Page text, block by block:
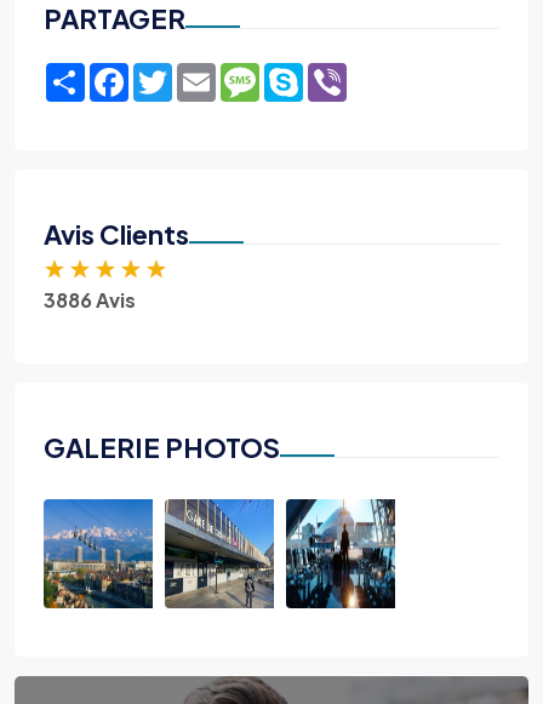
PARTAGER
ShareFacebook
TwitterEmailMessage
Skype
Avis Clients
★ ★ ★ ★ ★
3886 Avis
GALERIE PHOTOS